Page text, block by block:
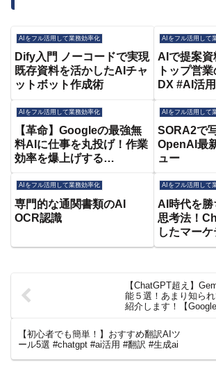
AIをフル活用して業務効率化
Dify入門 ノーコードで実現
既存資料を活かしたAIチャ
ットボット作成術
AIをフル活用して
AIで提案資
トップ営
DX #AI活
ールス #天
AIをフル活用して業務効率化
【革命】Googleの最強無
料AIに仕事を丸投げ！作業
効率を爆上げする
３つ【業務効率化】
AIをフル活用して
SORA2で
OpenAI最
ュー
AIをフル活用して業務効率化
専門的な通関書類のAI
OCR認識
AIをフル活用して
AI時代を
思考法！
したマー
案
【ChatGPT超え】
能５選！あまり知ら
紹介します！【
【初心者でも簡単！】おすすめ翻訳AIツ
ール5選 #chatgpt #ai活用 #翻訳 #生成ai